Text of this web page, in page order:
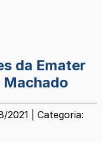
da Emater
2021 | Categoria: